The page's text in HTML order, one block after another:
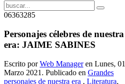
06363285
Personajes célebres de nuestra
era: JAIME SABINES
Escrito porWeb Manageren Lunes, 01
Marzo 2021. Publicado en Grandes
personajes de nuestra era , Literatura,